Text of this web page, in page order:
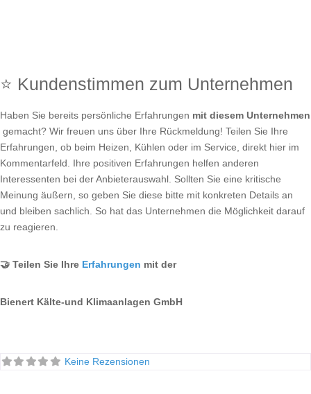
⭐ Kundenstimmen zum Unternehmen
Haben Sie bereits persönliche Erfahrungen mit diesem Unternehmen
gemacht? Wir freuen uns über Ihre Rückmeldung! Teilen Sie Ihre
Erfahrungen, ob beim Heizen, Kühlen oder im Service, direkt hier im
Kommentarfeld. Ihre positiven Erfahrungen helfen anderen
Interessenten bei der Anbieterauswahl. Sollten Sie eine kritische
Meinung äußern, so geben Sie diese bitte mit konkreten Details an
und bleiben sachlich. So hat das Unternehmen die Möglichkeit darauf
zu reagieren.
🤝 Teilen Sie Ihre Erfahrungen mit der
Bienert Kälte-und Klimaanlagen GmbH
Keine Rezensionen